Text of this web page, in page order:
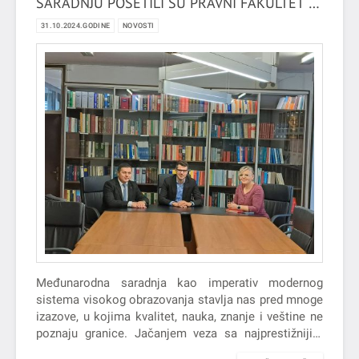
RIJECI
31.10.2024.GODINE NOVOSTI
Međunarodna saradnja kao imperativ modernog
sistema visokog obrazovanja stavlja nas pred mnoge
izazove, u kojima kvalitet, nauka, znanje i veštine ne
poznaju granice. Jačanjem veza sa najprestižnijim